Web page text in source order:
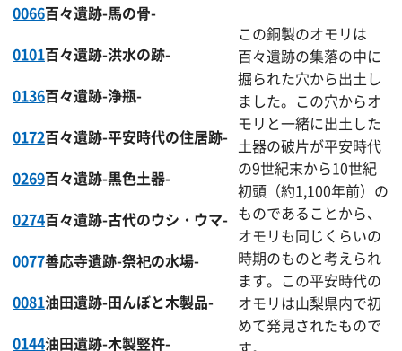
0066百々遺跡-馬の骨-
0101百々遺跡-洪水の跡-
0136百々遺跡-浄瓶-
0172百々遺跡-平安時代の住居跡-
0269百々遺跡-黒色土器-
0274百々遺跡-古代のウシ・ウマ-
0077善応寺遺跡-祭祀の水場-
0081油田遺跡-田んぼと木製品-
0144油田遺跡-木製竪杵-
この銅製のオモリは
百々遺跡の集落の中に
掘られた穴から出土し
ました。この穴からオ
モリと一緒に出土した
土器の破片が平安時代
の9世紀末から10世紀
初頭（約1,100年前）の
ものであることから、
オモリも同じくらいの
時期のものと考えられ
ます。この平安時代の
オモリは山梨県内で初
めて発見されたもので